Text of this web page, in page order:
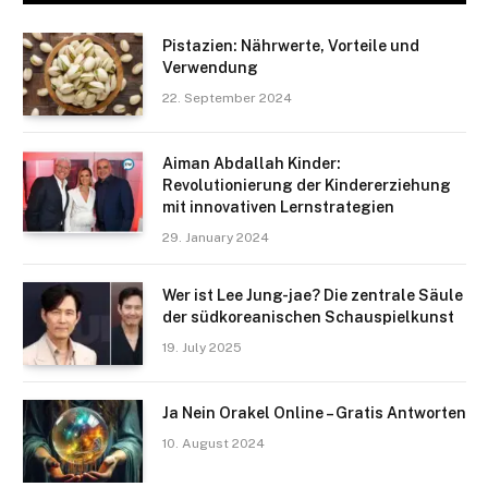
Pistazien: Nährwerte, Vorteile und
Verwendung
22. September 2024
Aiman Abdallah Kinder:
Revolutionierung der Kindererziehung
mit innovativen Lernstrategien
29. January 2024
Wer ist Lee Jung-jae? Die zentrale Säule
der südkoreanischen Schauspielkunst
19. July 2025
Ja Nein Orakel Online – Gratis Antworten
10. August 2024